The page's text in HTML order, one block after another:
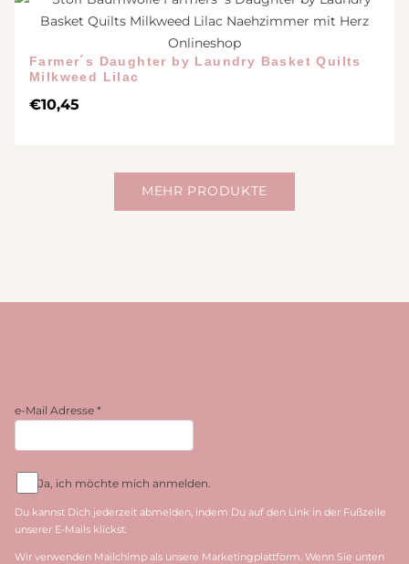
Farmer´s Daughter by Laundry Basket Quilts
Milkweed Lilac
€10,45
MEHR PRODUKTE
e-Mail Adresse *
Ja, ich möchte mich anmelden.
Du kannst Dich jederzeit abmelden, indem Du auf den Link in der Fußzeile
unserer E-Mails klickst.
Wir verwenden Mailchimp als unsere Marketingplattform. Wenn Sie unten